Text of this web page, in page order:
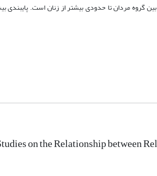
گروه مردان تا حدودی بیشتر از زنان است. پایبندی
on the Relationship between